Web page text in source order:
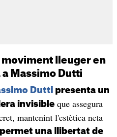
moviment lleuger en
Massimo Dutti
Duttipresenta un
invisibleque assegura
mantenint l'estètica neta
permet una llibertat de